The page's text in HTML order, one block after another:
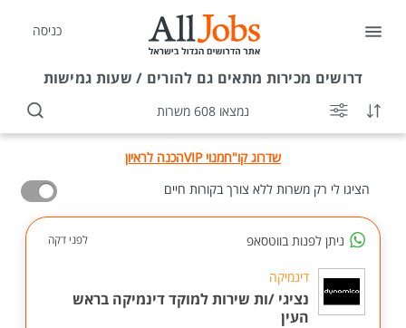
כניסה
דרושים מכירות מתאים גם להורים / שעות גמישות
נמצאו 608 משרות
שדרוג קו"חמנוי VIP
הכנה לראיון
הציגו לי רק משרות ללא צורך בקורות חיים
ניתן לפנות בווטסאפ לפני דקה
דינמיקה
נציגי /ות שירות למוקד דינמיקה בראש
העין